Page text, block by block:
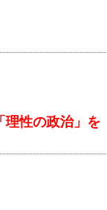
理性の政治」を